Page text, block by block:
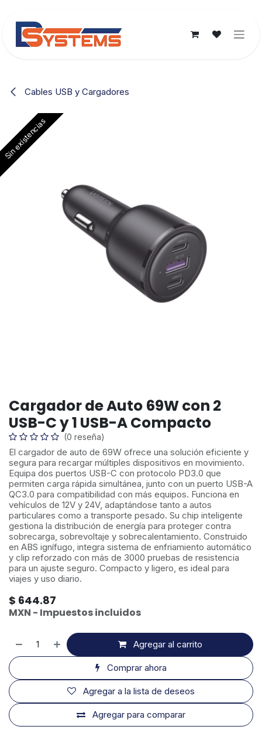
Cables USB y Cargadores
Sin existencias
Cargador de Auto 69W con 2
USB-C y 1 USB-A Compacto
(0 reseña)
El cargador de auto de 69W ofrece una solución eficiente y
segura para recargar múltiples dispositivos en movimiento.
Equipa dos puertos USB-C con protocolo PD3.0 que
permiten carga rápida simultánea, junto con un puerto USB-A
QC3.0 para compatibilidad con más equipos. Funciona en
vehículos de 12V y 24V, adaptándose tanto a autos
particulares como a transporte pesado. Su chip inteligente
gestiona la distribución de energía para proteger contra
sobrecarga, sobrevoltaje y sobrecalentamiento. Construido
en ABS ignífugo, integra sistema de enfriamiento automático
y clip reforzado con más de 3000 pruebas de resistencia
para un ajuste seguro. Compacto y ligero, es ideal para
viajes y uso diario.
$ 644.87
MXN - Impuestos incluidos
Agregar al carrito
Comprar ahora
Agregar para comparar
Agregar a la lista de deseos